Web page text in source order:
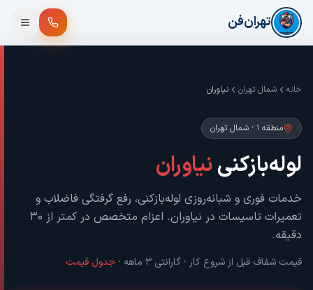
رفتن به محتوای اصلی
تهران‌فن
خانه شمال تهران نیاوران
منطقه ۱ · شمال تهران
لوله‌بازکنینیاوران
خدمات فوری و شبانه‌روزی لوله‌بازکنی، رفع گرفتگی فاضلاب و
تعمیرات تاسیسات در نیاوران
. اعزام متخصص در کمتر از ۳۰
دقیقه.
قیمت شفاف قبل از شروع کار · گارانتی ۳ ماهه · جدول قیمت